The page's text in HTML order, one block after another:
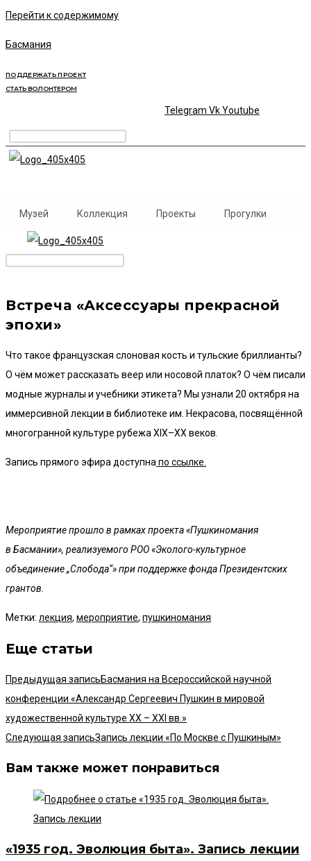
Перейти к содержимому
Басмания
ПОДДЕРЖАТЬ ПРОЕКТ
СТАТЬ ВОЛОНТЕРОМ
Telegram VkYoutube
Музей Коллекция Проекты Прогулки
Встреча «Аксессуары прекрасной
эпохи»
Что такое французская слоновая кость и тульские бриллианты?
О чём может рассказать веер или носовой платок? О чём писали
модные журналы и учебники этикета? Мы узнали 20 октября на
иммерсивной лекции в библиотеке им. Некрасова, посвящённой
многогранной культуре рубежа XIX–XX веков.
Запись прямого эфира доступна по ссылке.
Мероприятие прошло в рамках проекта «Пушкиномания
в Басмании», реализуемого РОО «Эколого-культурное
объединение „Слобода“» при поддержке фонда Президентских
грантов.
Метки: лекция, мероприятие, пушкиномания
Еще статьи
Предыдущая записьБасмания на Всероссийской научной
конференции «Александр Сергеевич Пушкин в мировой
художественной культуре XX – XXI вв.»
Следующая записьЗапись лекции «По Москве с Пушкиным»
Вам также может понравиться
«1935 год. Эволюция быта». Запись лекции